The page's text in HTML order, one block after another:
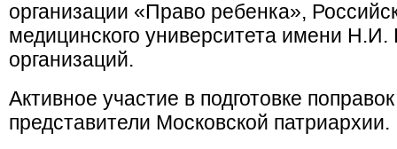
организации «Право ребенка»,
медицинского университета имени Н.И.
организаций.
Активное участие в подготовке
представители Московской патриархии.